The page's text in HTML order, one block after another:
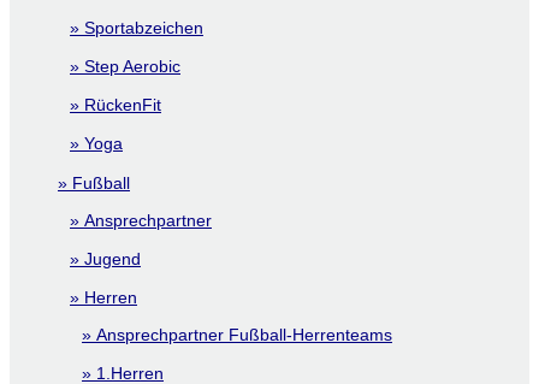
Sportabzeichen
Step Aerobic
RückenFit
Yoga
Fußball
Ansprechpartner
Jugend
Herren
Ansprechpartner Fußball-Herrenteams
1.Herren